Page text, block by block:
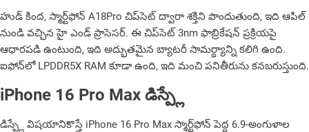
హుడ్ కింద, స్మార్ట్‌ఫోన్ A18Pro చిప్‌సెట్ ద్వారా శక్తిని పొందుతుంది, ఇది ఆపిల్
నుండి వచ్చిన హై ఎండ్‌ ప్రాసెసర్. ఈ చిప్‌సెట్ 3nm ఫాబ్రికేషన్ ప్రక్రియపై
ఆధారపడి ఉంటుంది, ఇది అద్భుత‌మైన‌ బ్యాటరీ సామర్థ్యాన్ని కలిగి ఉంది.
ఐఫోన్‌లో LPDDR5X RAM కూడా ఉంది, ఇది మంచి పనితీరును క‌న‌బ‌రుస్తుంది.
iPhone 16 Pro Max డిస్ప్లే
డిస్ప్లే విషయానికొస్తే iPhone 16 Pro Max స్మార్ట్‌ఫోన్ పెద్ద 6.9-అంగుళాల